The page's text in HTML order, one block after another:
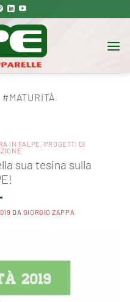
#MATURITÀ
IN FALPE , PROGETTI DI
sua tesina sulla
DA GIORGIO ZAPPA